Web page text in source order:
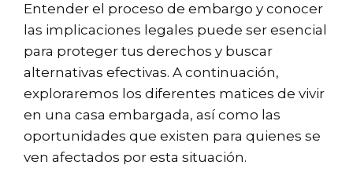
Entender el proceso de embargo y conocer
las implicaciones legales puede ser esencial
para proteger tus derechos y buscar
alternativas efectivas. A continuación,
exploraremos los diferentes matices de vivir
en una casa embargada, así como las
oportunidades que existen para quienes se
ven afectados por esta situación.